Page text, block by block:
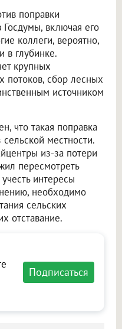
поправки
Госдумы, включая его
коллеги, вероятно,
в глубинке.
крупных
потоков, сбор лесных
источником
что такая поправка
сельской местности.
из-за потери
пересмотреть
интересы
необходимо
сельских
отставание.
Подписаться